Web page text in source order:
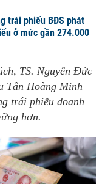
trái phiếu BĐS phát
ở mức gần 274.000
TS. Nguyễn Đức
Tân Hoàng Minh
trái phiếu doanh
hơn.